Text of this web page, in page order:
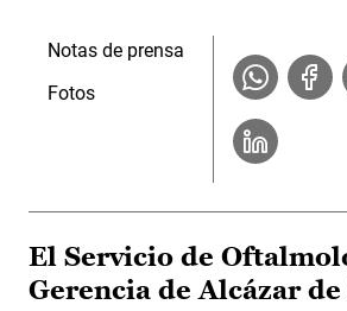
Notas de prensa
Fotos
El Servicio de
Gerencia de Alcázar de